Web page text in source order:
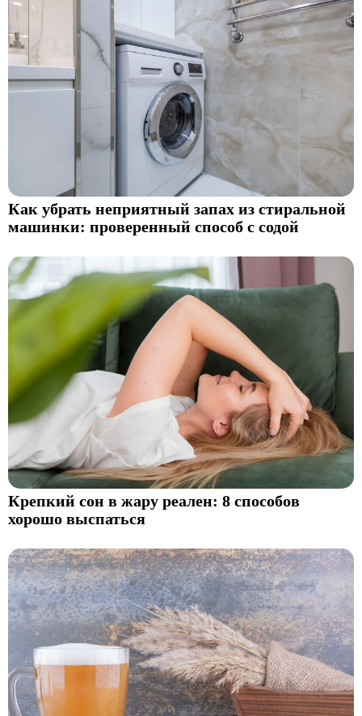
Как убрать неприятный запах из стиральной
машинки: проверенный способ с содой
Крепкий сон в жару реален: 8 способов
хорошо выспаться